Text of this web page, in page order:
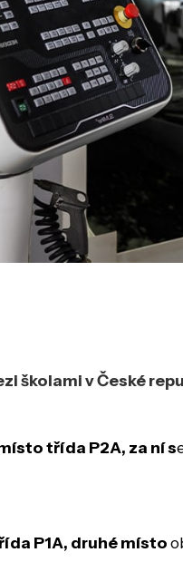
školami v České
třída P2A, za ní s
P1A, druhé místo